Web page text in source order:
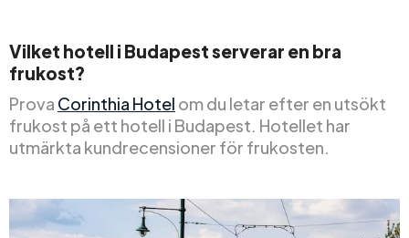
Vilket hotell i Budapest serverar en bra
frukost?
Prova Corinthia Hotel om du letar efter en utsökt
frukost på ett hotell i Budapest. Hotellet har
utmärkta kundrecensioner för frukosten.